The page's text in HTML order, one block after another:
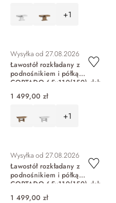
+1
Wysyłka od 27.08.2026
Ławostół rozkładany z
podnośnikiem i półką
CORTADO 65x110(150) dąb
artisan CRTT03
1 499,00 zł
+1
Wysyłka od 27.08.2026
Ławostół rozkładany z
podnośnikiem i półką
CORTADO 65x110(150) dąb
viking CRTT03
1 499,00 zł